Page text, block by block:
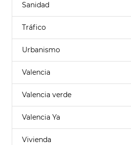
Sanidad
Tráfico
Urbanismo
Valencia
Valencia verde
Valencia Ya
Vivienda